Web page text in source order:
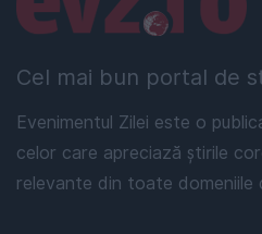
Cel mai bun portal de
Evenimentul Zilei este o
celor care apreciază știrile
relevante din toate